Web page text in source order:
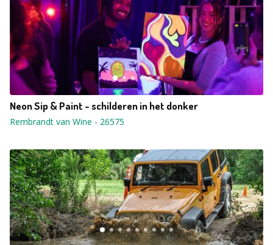
Neon Sip & Paint - schilderen in het donker
Rembrandt van Wine - 26575